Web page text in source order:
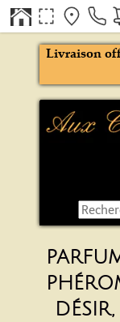
Livraison